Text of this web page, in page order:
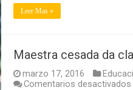
Leer Mas »
Maestra cesada da
marzo 17, 2016
Comentarios desactivados